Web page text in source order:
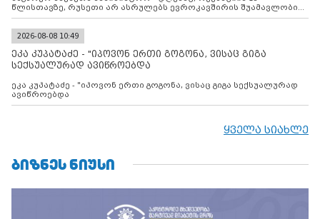
წლისთავზე, რუსეთი არ ასრულებს ევროკავშირის შუამავლობით
დადებულ 2008 წლის 12 აგვისტოს ცეცხლის შეწყვეტის
კონტროლს ოკუპირებულ რეგიონებში, აგრძელებს მათი
მილიტარიზაციის პროცესს და აქტიურად დგამს ნაბიჯებს მათი
ფაქტობრივი ანექსიისკენ
2026-08-08 10:49
ეკა კუპატაძე - "იპოვონ ერთი გოგონა, ვისაც გიგა
სექსუალურად ავიწროებდა
ეკა კუპატაძე - "იპოვონ ერთი გოგონა, ვისაც გიგა სექსუალურად
ავიწროებდა
ყველა სიახლე
ᲑᲘᲖᲜᲔᲡ ᲜᲘᲣᲡᲘ